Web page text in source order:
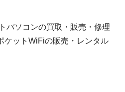
パソコンの買取・販売・修理
ケットWiFiの販売・レンタル